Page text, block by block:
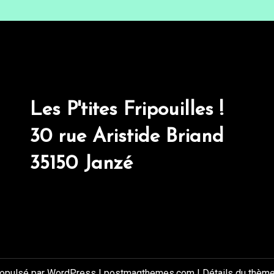
Les P'tites Fripouilles !
30 rue Aristide Briand
35150 Janzé